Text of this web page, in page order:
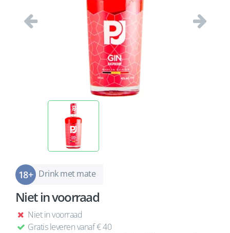
Vorige
Drink met mate
Niet in voorraad
Niet in voorraad
Gratis leveren vanaf € 40